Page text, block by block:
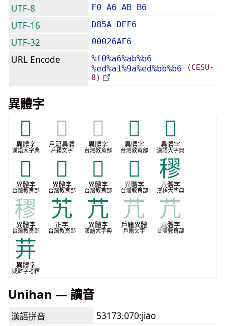
UTF-8 F0 A6 AB B6
UTF-16 D85A DEF6
UTF-32 00026AF6
URL Encode
%f0%a6%ab%b6
%ed%a1%9a%ed%bb%b6
(CESU-
8)
異體字
𦫷
異體字
漢語大字典
𦫷
戶籍異體
戶籍文字
𦫷
異體字
台灣教育部
𦬥
異體字
台灣教育部
𦭋
異體字
漢語大字典
𦭺
異體字
台灣教育部
𦰙
異體字
台灣教育部
𦱠
異體字
台灣教育部
𦱭
異體字
台灣教育部
穋
異體字
漢語大字典
穋
異體字
台灣教育部
艽
正字
台灣教育部
芁
異體字
漢語大字典
芁
戶籍異體
戶籍文字
芁
異體字
台灣教育部
茾
異體字
疑難字考釋
Unihan — 讀音
漢語拼音
53173.070:jiāo